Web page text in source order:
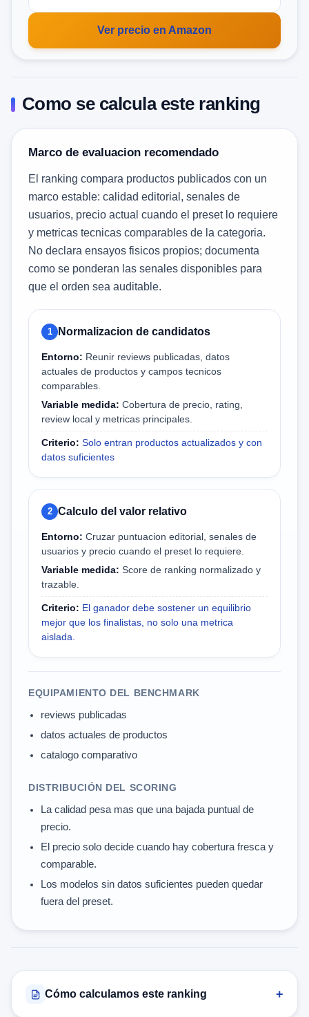
Ver precio en Amazon
Como se calcula este ranking
Marco de evaluacion recomendado
El ranking compara productos publicados con un
marco estable: calidad editorial, senales de
usuarios, precio actual cuando el preset lo requiere
y metricas tecnicas comparables de la categoria.
No declara ensayos fisicos propios; documenta
como se ponderan las senales disponibles para
que el orden sea auditable.
1 Normalizacion de candidatos
Entorno: Reunir reviews publicadas, datos
actuales de productos y campos tecnicos
comparables.
Variable medida: Cobertura de precio, rating,
review local y metricas principales.
Criterio: Solo entran productos actualizados y con
datos suficientes
2 Calculo del valor relativo
Entorno: Cruzar puntuacion editorial, senales de
usuarios y precio cuando el preset lo requiere.
Variable medida: Score de ranking normalizado y
trazable.
Criterio: El ganador debe sostener un equilibrio
mejor que los finalistas, no solo una metrica
aislada.
EQUIPAMIENTO DEL BENCHMARK
reviews publicadas
datos actuales de productos
catalogo comparativo
DISTRIBUCIÓN DEL SCORING
La calidad pesa mas que una bajada puntual de
precio.
El precio solo decide cuando hay cobertura fresca y
comparable.
Los modelos sin datos suficientes pueden quedar
fuera del preset.
Cómo calculamos este ranking